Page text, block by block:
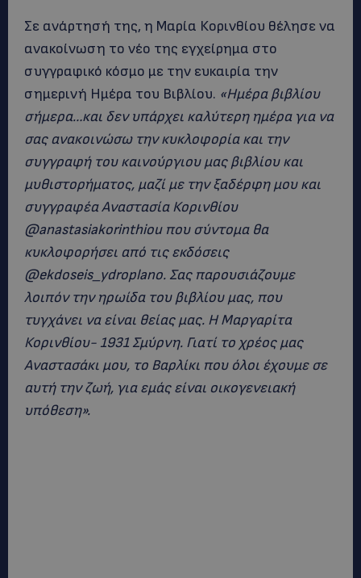
Σε ανάρτησή της, η Μαρία Κορινθίου θέλησε να
ανακοίνωση το νέο της εγχείρημα στο
συγγραφικό κόσμο με την ευκαιρία την
σημερινή Ημέρα του Βιβλίου. «Ημέρα βιβλίου
σήμερα…και δεν υπάρχει καλύτερη ημέρα για να
σας ανακοινώσω την κυκλοφορία και την
συγγραφή του καινούργιου μας βιβλίου και
μυθιστορήματος, μαζί με την ξαδέρφη μου και
συγγραφέα Αναστασία Κορινθίου
@anastasiakorinthiou που σύντομα θα
κυκλοφορήσει από τις εκδόσεις
@ekdoseis_ydroplano. Σας παρουσιάζουμε
λοιπόν την ηρωίδα του βιβλίου μας, που
τυγχάνει να είναι θείας μας. Η Μαργαρίτα
Κορινθίου- 1931 Σμύρνη. Γιατί το χρέος μας
Αναστασάκι μου, το Βαρλίκι που όλοι έχουμε σε
αυτή την ζωή, για εμάς είναι οικογενειακή
υπόθεση».